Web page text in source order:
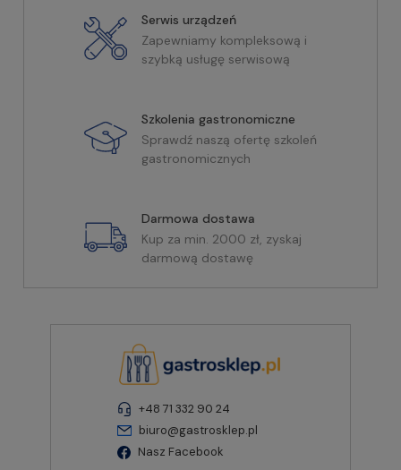
Serwis urządzeń
Zapewniamy kompleksową i
szybką usługę serwisową
Szkolenia gastronomiczne
Sprawdź naszą ofertę szkoleń
gastronomicznych
Darmowa dostawa
Kup za min. 2000 zł, zyskaj
darmową dostawę
+48 71 332 90 24
biuro@gastrosklep.pl
Nasz Facebook